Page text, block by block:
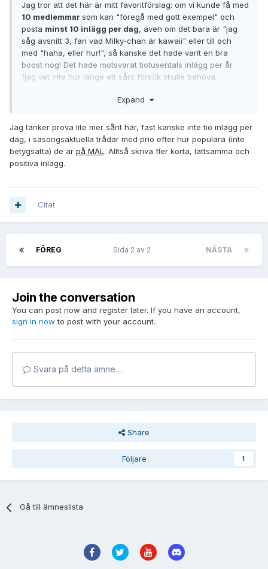
Jag tror att det här är mitt favoritförslag: om vi kunde få med
10 medlemmarsom kan "föregå med gott exempel" och
posta minst 10 inlägg per dag, även om det bara är "jag
såg avsnitt 3, fan vad Milky-chan är kawaii" eller till och
med "haha, eller hur!", så kanske det hade varit en bra
boost nog! Det hade motsvarat tiotusentals inlägg per år
(jag vet inte hur länge ett sånt försök skulle behöva
närma sig en "upplevd" kritisk massa, ge mer aktuellt
och ge en sån "chattstämning" att insnubblande gäster
känner att de kan ge sig in i leken utan att behöva kunna en
hemlig handskakning.
Expand
Jag tänker prova lite mer sånt här, fast kanske inte tio inlägg per
dag, i säsongsaktuella trådar med prio efter hur populära (inte
betygsatta) de är på MAL . Alltså skriva fler korta, lättsamma och
positiva inlägg.
Citat
FÖREG NÄSTA
Sida 2 av 2
Join the conversation
You can post now and register later. If you have an account,
sign in now to post with your account.
Svara på detta ämne…
Share
Följare 1
Gå till ämneslista